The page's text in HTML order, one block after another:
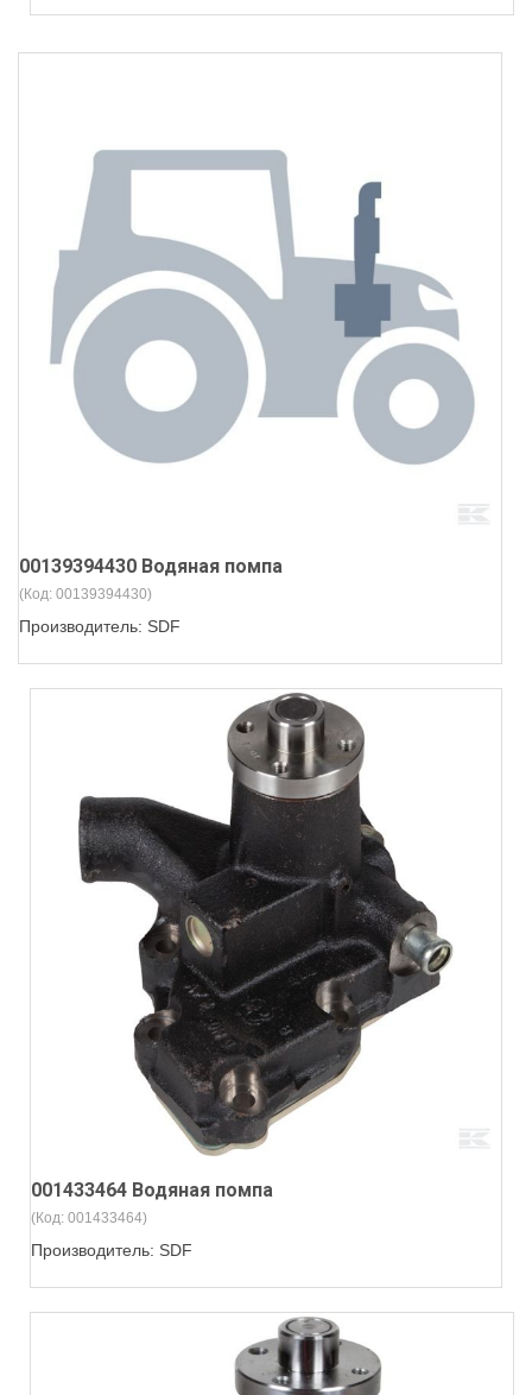
00139394430 Водяная помпа
(Код: 00139394430)
Производитель: SDF
001433464 Водяная помпа
(Код: 001433464)
Производитель: SDF